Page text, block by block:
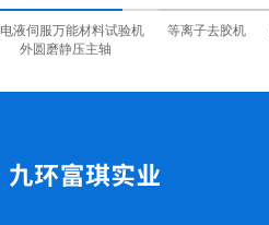
电液伺服万能材料试验机 等离子去胶机
外圆磨静压主轴